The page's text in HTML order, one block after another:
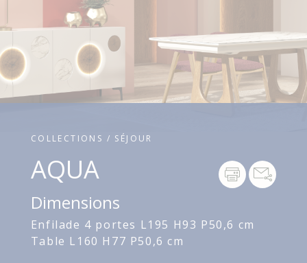
COLLECTIONS / SÉJOUR
AQUA
Dimensions
Enfilade 4 portes L195 H93 P50,6 cm
Table L160 H77 P50,6 cm